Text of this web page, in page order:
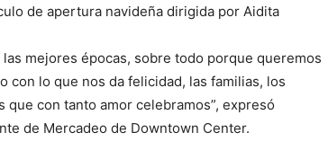
de apertura navideña dirigida por Aidita
las mejores épocas, sobre todo porque queremos
con lo que nos da felicidad, las familias, los
que con tanto amor celebramos”, expresó
de Mercadeo de Downtown Center.